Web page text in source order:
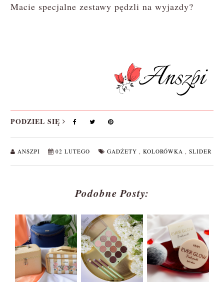
Macie specjalne zestawy pędzli na wyjazdy?
PODZIEL SIĘ
ANSZPI 02 LUTEGO GADŻETY , KOLORÓWKA , SLIDER
Podobne Posty: